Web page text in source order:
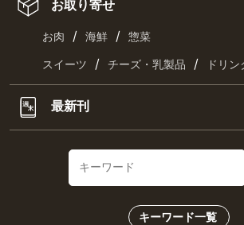
お取り寄せ
お肉 / 海鮮 / 惣菜
スイーツ / チーズ・乳製品 / ドリン
最新刊
キーワード一覧